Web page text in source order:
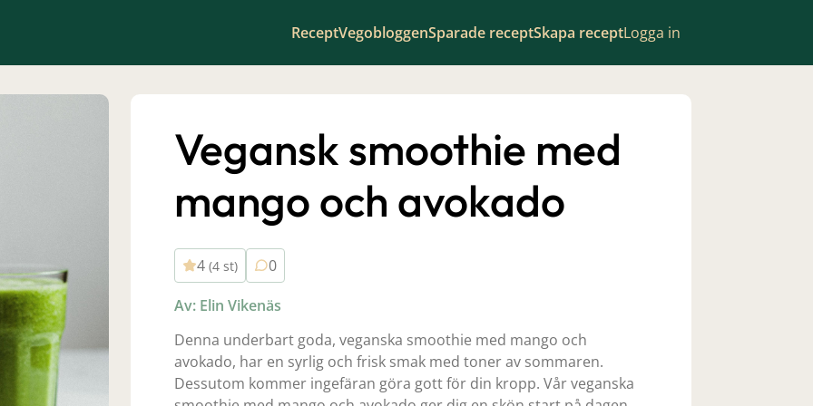
ReceptVegobloggenSparade receptSkapa receptLogga in
Vegansk smoothie med
mango och avokado
4(4 st)
0
Av: Elin Vikenäs
Denna underbart goda, veganska smoothie med mango och
avokado, har en syrlig och frisk smak med toner av sommaren.
Dessutom kommer ingefäran göra gott för din kropp. Vår veganska